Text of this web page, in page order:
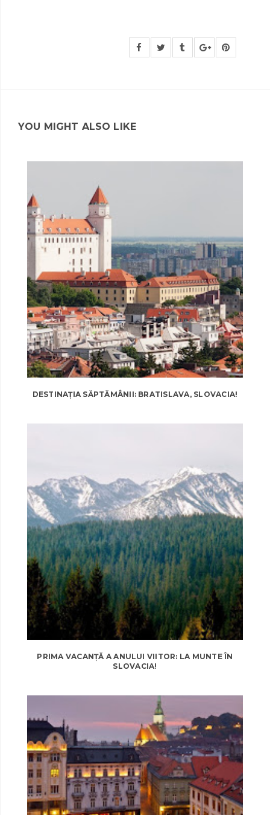
YOU MIGHT ALSO LIKE
DESTINAȚIA SĂPTĂMÂNII: BRATISLAVA, SLOVACIA!
PRIMA VACANȚĂ A ANULUI VIITOR: LA MUNTE ÎN
SLOVACIA!